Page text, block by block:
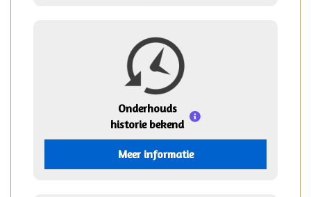
Onderhouds
historie bekend
Meer informatie